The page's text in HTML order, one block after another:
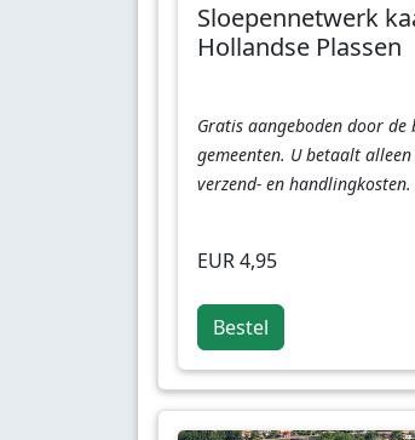
Sloepennetwerk
Hollandse Plassen
Gratis aangeboden door de
gemeenten. U betaalt
verzend- en handlingkosten.
EUR 4,95
Bestel